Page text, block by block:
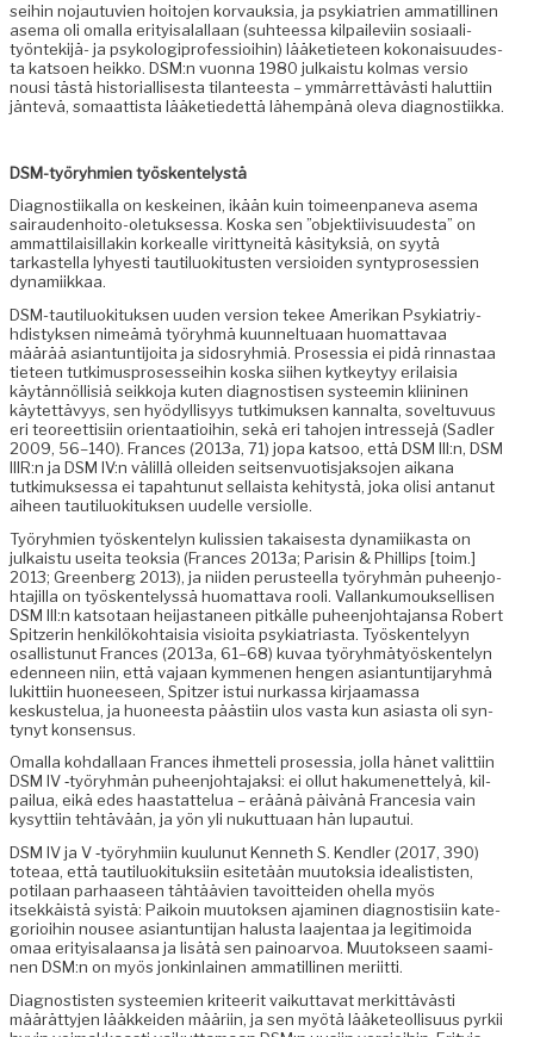
sei­hin nojau­tu­vien hoito­jen kor­vauk­sia, ja psyki­a­trien ammatill­i­nen
ase­ma oli oma­l­la eri­ty­isalal­laan (suh­teessa kil­paile­vi­in sosi­aal­i­
työn­tek­i­jä- ja psykologipro­fes­sioi­hin) lääketi­eteen kokon­aisu­ud­es­
ta kat­soen heikko. DSM:n vuon­na 1980 julka­istu kol­mas ver­sio
nousi tästä his­to­ri­al­lis­es­ta tilanteesta – ymmär­ret­tävästi halut­ti­in
jän­tevä, somaat­tista lääketiedet­tä lähempänä ole­va diagnostiikka.
DSM-työryh­mien työskentelystä
Diag­nos­ti­ikalla on keskeinen, ikään kuin toimeen­pane­va ase­ma
sairau­den­hoito-ole­tuk­ses­sa. Kos­ka sen ”objek­ti­ivi­su­ud­es­ta” on
ammat­ti­laisil­lakin korkealle virit­tyneitä käsi­tyk­siä, on syytä
tarkastel­la lyhyesti tau­tilu­ok­i­tusten ver­sioiden syn­typros­essien
dynamiikkaa.
DSM-tau­tilu­ok­i­tuk­sen uuden ver­sion tekee Amerikan Psyki­a­triy­
hdis­tyk­sen nimeämä työryh­mä kuun­nel­tuaan huo­mat­tavaa
määrää asiantun­ti­joi­ta ja sidos­ryh­miä. Pros­es­sia ei pidä rin­nas­taa
tieteen tutkimus­pros­es­sei­hin kos­ka siihen kytkey­tyy eri­laisia
käytän­nöl­lisiä seikko­ja kuten diag­nos­tisen sys­teemin kli­ini­nen
käytet­tävyys, sen hyödyl­lisyys tutkimuk­sen kannal­ta, sovel­tuvu­us
eri teo­reet­tisi­in ori­en­taa­tioi­hin, sekä eri taho­jen intresse­jä (Sadler
2009, 56–140). Frances (2013a, 71) jopa kat­soo, että DSM III:n, DSM
IIIR:n ja DSM IV:n välil­lä ollei­den seit­sen­vuo­tis­jak­so­jen aikana
tutkimuk­ses­sa ei tapah­tunut sel­l­aista kehi­tys­tä, joka olisi antanut
aiheen tau­tilu­ok­i­tuk­sen uudelle versiolle.
Työryh­mien työsken­te­lyn kulissien takaises­ta dynami­ikas­ta on
julka­istu usei­ta teok­sia (Frances 2013a; Parisin & Phillips [toim.]
2013; Green­berg 2013), ja niiden perus­teel­la työryh­män puheen­jo­
hta­jil­la on työsken­telyssä huo­mat­ta­va rooli. Val­lanku­mouk­sel­lisen
DSM III:n kat­so­taan hei­jas­ta­neen pitkälle puheen­jo­hta­jansa Robert
Spitzerin henkilöko­htaisia visioi­ta psyki­a­tri­as­ta. Työsken­te­lyyn
osal­lis­tunut Frances (2013a, 61–68) kuvaa työryh­mä­työsken­te­lyn
eden­neen niin, että vajaan kymme­nen hen­gen asiantun­ti­jaryh­mä
lukit­ti­in huoneeseen, Spitzer istui nurkas­sa kir­jaa­mas­sa
keskustelua, ja huoneesta päästi­in ulos vas­ta kun asi­as­ta oli syn­
tynyt konsensus.
Oma­l­la kohdal­laan Frances ihmetteli pros­es­sia, jol­la hänet valit­ti­in
DSM IV ‑työryh­män puheen­jo­hta­jak­si: ei ollut hakumenet­te­lyä, kil­
pailua, eikä edes haas­tat­telua – eräänä päivänä France­sia vain
kysyt­ti­in tehtävään, ja yön yli nukut­tuaan hän lupautui.
DSM IV ja V ‑työryh­mi­in kuu­lunut Ken­neth S. Kendler (2017, 390)
toteaa, että tau­tilu­ok­i­tuk­si­in esitetään muu­tok­sia ide­al­is­tis­ten,
poti­laan parhaaseen tähtäävien tavoit­tei­den ohel­la myös
itsekkäistä syistä: Paikoin muu­tok­sen ajami­nen diag­nos­tisi­in kat­e­
go­ri­oi­hin nousee asiantun­ti­jan halus­ta laa­jen­taa ja legit­i­moi­da
omaa eri­ty­isalaansa ja lisätä sen pain­oar­voa. Muu­tok­seen saami­
nen DSM:n on myös jonkin­lainen ammatill­i­nen meriitti.
Diag­nos­tis­ten sys­teemien kri­teer­it vaikut­ta­vat merkit­tävästi
määrät­ty­jen lääkkei­den määri­in, ja sen myötä lääke­te­ol­lisu­us pyrkii